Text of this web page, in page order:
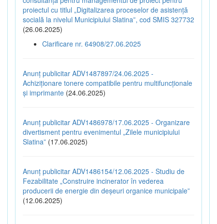
proiectul cu titlul „Digitalizarea proceselor de asistență
socială la nivelul Municipiului Slatina”, cod SMIS 327732
(26.06.2025)
Clarificare nr. 64908/27.06.2025
Anunț publicitar ADV1487897/24.06.2025 -
Achiziționare tonere compatibile pentru multifuncționale
și imprimante (24.06.2025)
Anunț publicitar ADV1486978/17.06.2025 - Organizare
divertisment pentru evenimentul „Zilele municipiului
Slatina” (17.06.2025)
Anunț publicitar ADV1486154/12.06.2025 - Studiu de
Fezabilitate „Construire incinerator în vederea
producerii de energie din deșeuri organice municipale”
(12.06.2025)